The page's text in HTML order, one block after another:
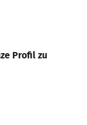
Profil zu